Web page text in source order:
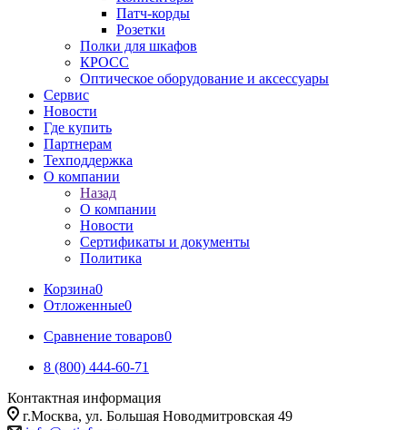
Патч-корды
Розетки
Полки для шкафов
КРОСС
Оптическое оборудование и аксессуары
Сервис
Новости
Где купить
Партнерам
Техподдержка
О компании
Назад
О компании
Новости
Сертификаты и документы
Политика
Корзина0
Отложенные0
Сравнение товаров0
8 (800) 444-60-71
Контактная информация
г.Москва, ул. Большая Новодмитровская 49